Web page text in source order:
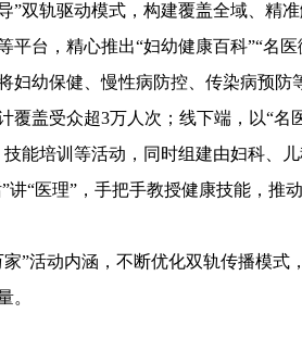
”双轨驱动模式，构建覆盖全域、精
台，精心推出“妇幼健康百科”“名
妇幼保健、慢性病防控、传染病预防
盖受众超3万人次；线下端，以“名
能培训等活动，同时组建由妇科、
“医理”，手把手教授健康技能，推
”活动内涵，不断优化双轨传播模式
。